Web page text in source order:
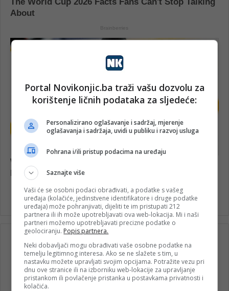
Portal Novikonjic.ba traži vašu dozvolu za
korištenje ličnih podataka za sljedeće:
Personalizirano oglašavanje i sadržaj, mjerenje
oglašavanja i sadržaja, uvidi u publiku i razvoj usluga
Pohrana i/ili pristup podacima na uređaju
Saznajte više
Vaši će se osobni podaci obrađivati, a podatke s vašeg
uređaja (kolačiće, jedinstvene identifikatore i druge podatke
uređaja) može pohranjivati, dijeliti te im pristupati 212
partnera ili ih može upotrebljavati ova web-lokacija. Mi i naši
partneri možemo upotrebljavati precizne podatke o
geolociranju. Popis partnera.
Neki dobavljači mogu obrađivati vaše osobne podatke na
temelju legitimnog interesa. Ako se ne slažete s tim, u
nastavku možete upravljati svojim opcijama. Potražite vezu pri
dnu ove stranice ili na izborniku web-lokacije za upravljanje
pristankom ili povlačenje pristanka u postavkama privatnosti i
kolačića.